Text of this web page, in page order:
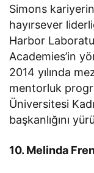
Simons
hayırsever
Harbor
Academies’in
2014 yılında
mentorluk
Üniversitesi
başkanlığını
10. Melinda